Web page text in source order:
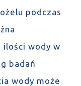
podczas
ilości wody w
badań
wody może